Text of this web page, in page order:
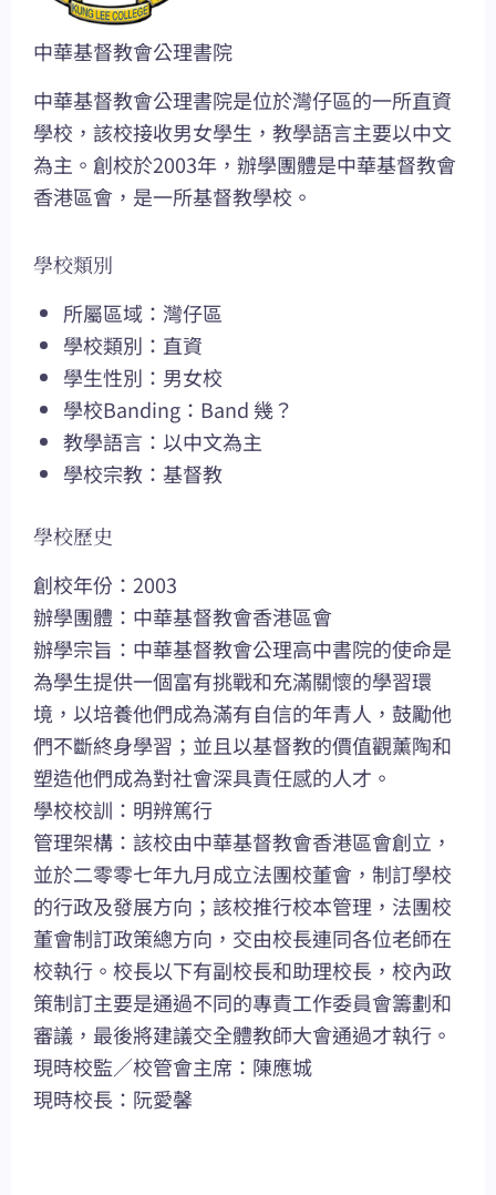
中華基督教會公理書院
中華基督教會公理書院是位於灣仔區的一所直資
學校，該校接收男女學生，教學語言主要以中文
為主。創校於2003年，辦學團體是中華基督教會
香港區會，是一所基督教學校。
學校類別
所屬區域：灣仔區
學校類別：直資
學生性別：男女校
學校Banding：Band 幾？
教學語言：以中文為主
學校宗教：基督教
學校歷史
創校年份：2003
辦學團體：中華基督教會香港區會
辦學宗旨：中華基督教會公理高中書院的使命是
為學生提供一個富有挑戰和充滿關懷的學習環
境，以培養他們成為滿有自信的年青人，鼓勵他
們不斷終身學習；並且以基督教的價值觀薰陶和
塑造他們成為對社會深具責任感的人才。
學校校訓：明辨篤行
管理架構：該校由中華基督教會香港區會創立，
並於二零零七年九月成立法團校董會，制訂學校
的行政及發展方向；該校推行校本管理，法團校
董會制訂政策總方向，交由校長連同各位老師在
校執行。校長以下有副校長和助理校長，校內政
策制訂主要是通過不同的專責工作委員會籌劃和
審議，最後將建議交全體教師大會通過才執行。
現時校監／校管會主席：陳應城
現時校長：阮愛馨